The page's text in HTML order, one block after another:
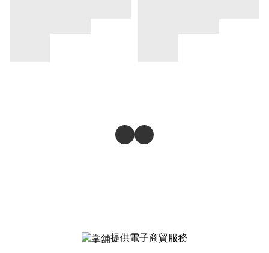
提供電子商貿服務